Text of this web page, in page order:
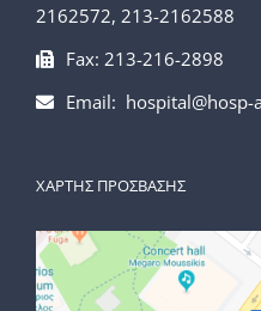
2162572, 213-2162588
Fax: 213-216-2898
Email: hospital@hosp-
ΧΑΡΤΗΣ ΠΡΟΣΒΑΣΗΣ